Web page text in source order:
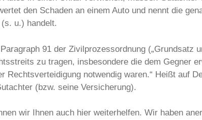
den Schaden an einem Auto und nennt die
u.) handelt.
91 der Zivilprozessordnung („Grundsatz
zu tragen, insbesondere die dem Gegner
Rechtsverteidigung notwendig waren.“ Heißt auf
(bzw. seine Versicherung).
wir Ihnen auch hier weiterhelfen. Wir haben